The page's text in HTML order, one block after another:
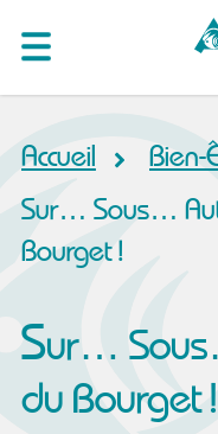
Accueil
Bien-
Sur… Sous…
Bourget !
Sur…
du Bourget !